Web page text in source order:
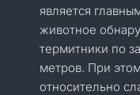
является
животное
термитники по
метров. При
относительно